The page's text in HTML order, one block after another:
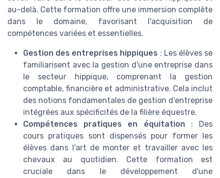
au-delà. Cette formation offre une immersion complète
dans le domaine, favorisant l'acquisition de
compétences variées et essentielles.
Gestion des entreprises hippiques : Les élèves se
familiarisent avec la gestion d'une entreprise dans
le secteur hippique, comprenant la gestion
comptable, financière et administrative. Cela inclut
des notions fondamentales de gestion d’entreprise
intégrées aux spécificités de la filière équestre.
Compétences pratiques en équitation : Des
cours pratiques sont dispensés pour former les
élèves dans l'art de monter et travailler avec les
chevaux au quotidien. Cette formation est
cruciale dans le développement d'une